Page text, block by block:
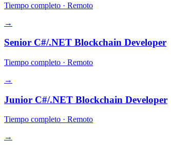
Tiempo completo · Remoto
→
Senior C#/.NET Blockchain Developer
Tiempo completo · Remoto
→
Junior C#/.NET Blockchain Developer
Tiempo completo · Remoto
→